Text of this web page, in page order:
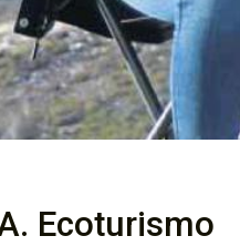
Ecoturismo